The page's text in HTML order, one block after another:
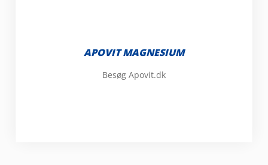
APOVIT MAGNESIUM
Besøg Apovit.dk